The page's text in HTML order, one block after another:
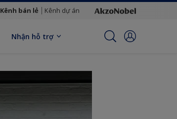
Kênh bán lẻ Kênh dự án
Nhận hỗ trợ